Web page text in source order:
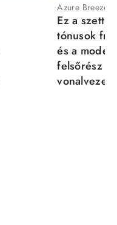
Azure Breeze
Ez a szett
tónusok
és a
felsőrész